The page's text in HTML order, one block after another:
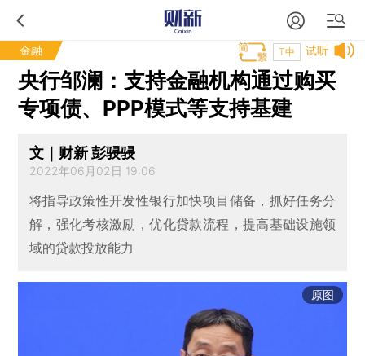
金融 试听
T中
央行邹澜：支持金融机构通过购买
专项债、PPP模式等支持基建
文｜财新 彭骎骎
2022年06月02日 19:06
将指导政策性开发性银行加快项目储备，抓好任务分
解，强化考核激励，优化贷款流程，提高基础设施领
域的贷款投放能力
原图